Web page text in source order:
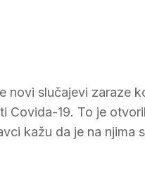
novi slučajevi zaraze
Covida-19. To je
kažu da je na njima